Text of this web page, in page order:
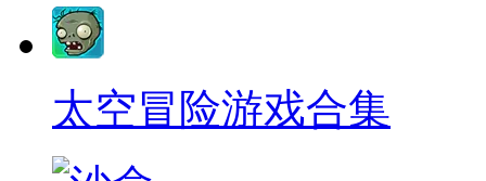
太空冒险游戏合集